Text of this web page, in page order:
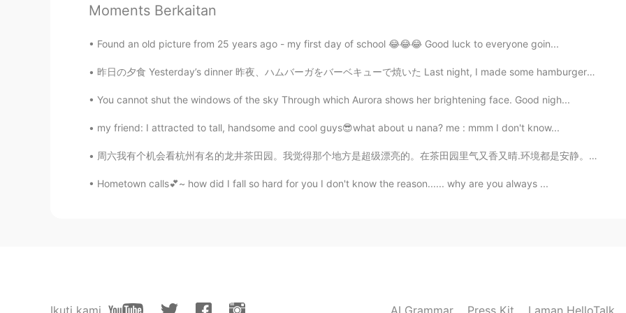
teru 2020.01.02 16:29
hana 花 2020.01.02 16:21
すごい！！めちゃくちゃ美しいですね❄行ってみたいなぁ
Moments Berkaitan
Found an old picture from 25 years ago - my first day of school 😂😂😂 Good luck to everyone goin...
昨日の夕食 Yesterday’s dinner 昨夜、ハムバーガをバーベキューで焼いた Last night, I made some hamburgers on the barbecue ...
You cannot shut the windows of the sky Through which Aurora shows her brightening face. Good nigh...
my friend: I attracted to tall, handsome and cool guys😎what about u nana? me : mmm I don't know...
周六我有个机会看杭州有名的龙井茶田园。我觉得那个地方是超级漂亮的。在茶田园里气又香又晴.环境都是安静。我感觉和平。 然后呢去了一附近的农村。我找到一家茶店为了买一些龙井茶。茶店工人告诉了我龙井茶...
Hometown calls💕~ how did I fall so hard for you I don't know the reason...... why are you always ...
Ikuti kami AI Grammar Press Kit Laman HelloTalk